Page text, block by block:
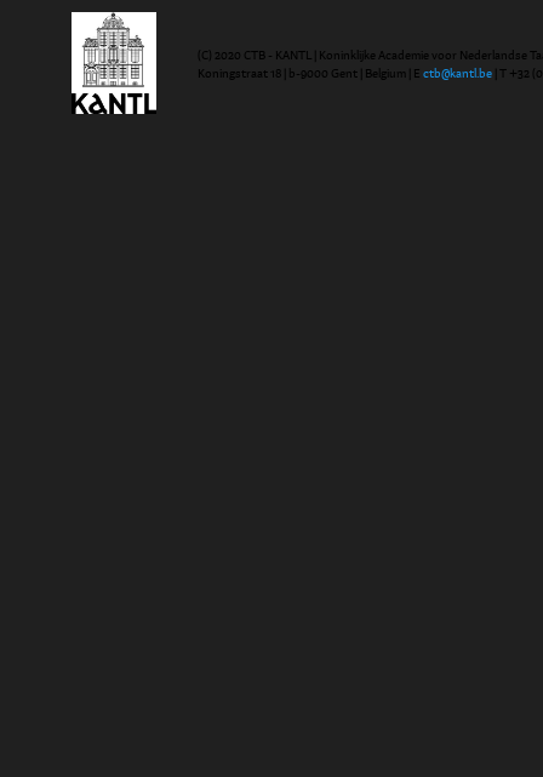
(C) 2020 CTB - KANTL | Koninklijke Academie voor Nederlandse
Koningstraat 18 | b-9000 Gent | Belgium | E ctb@kantl.be | T +32